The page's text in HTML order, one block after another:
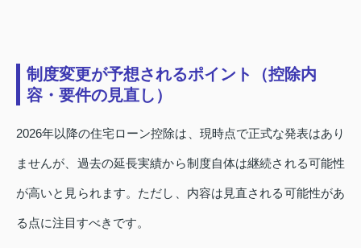
制度変更が予想されるポイント（控除内
容・要件の見直し）
2026年以降の住宅ローン控除は、現時点で正式な発表はあり
ませんが、過去の延長実績から制度自体は継続される可能性
が高いと見られます。ただし、内容は見直される可能性があ
る点に注目すべきです。